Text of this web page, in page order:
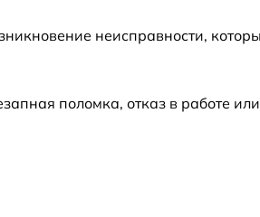
платы
неисправности,
поломка, отказ в работе